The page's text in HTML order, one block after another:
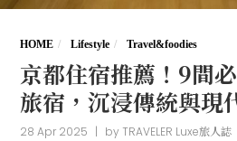
HOME Lifestyle Travel&foodies
京都住宿推薦！9間
旅宿，沉浸傳統與現
28 Apr 2025 | byTRAVELER Luxe旅人誌